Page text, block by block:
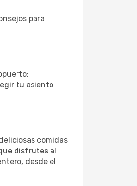
para
tu asiento
comidas
disfrutes al
desde el